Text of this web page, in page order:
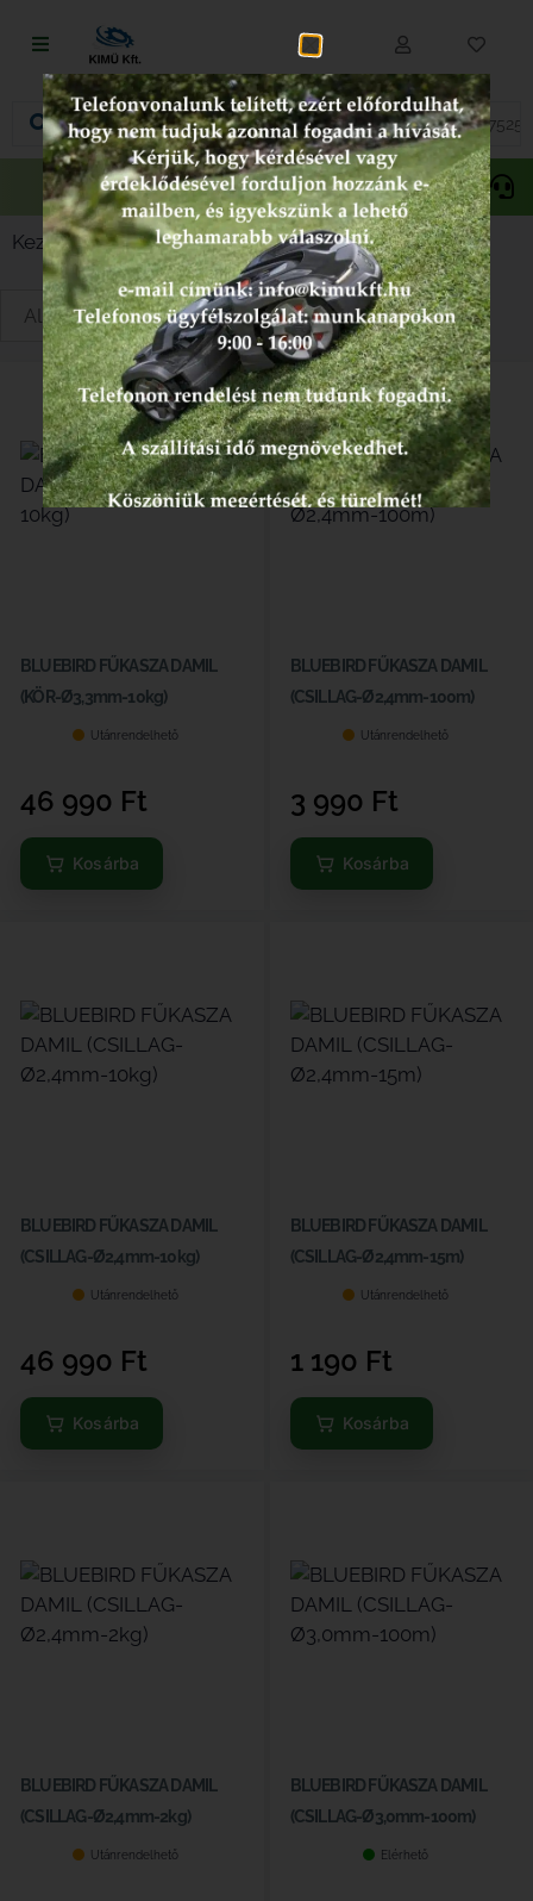
Fűnyírás
Vágás és fűrészelés
Akkumulátoros termékek
Talajápolás és tisztítás
Alkatrészek
Kenőanyagok és kannák
Védőfelszerelés
Tartozékok és kiegészítők
Akciós
termékek
Gepida Oregon
Kezdőlap/BLUEBIRD/Bozótvágók/ Tartozékok
BLUEBIRD FŰKASZA DAMIL
(KÖR-Ø3,3mm-10kg)
Utánrendelhető
46 990 Ft
Kosárba
BLUEBIRD FŰKASZA DAMIL
(CSILLAG-Ø2,4mm-100m)
Utánrendelhető
3 990 Ft
Kosárba
BLUEBIRD FŰKASZA DAMIL
(CSILLAG-Ø2,4mm-10kg)
Utánrendelhető
46 990 Ft
Kosárba
BLUEBIRD FŰKASZA DAMIL
(CSILLAG-Ø2,4mm-15m)
Utánrendelhető
1 190 Ft
Kosárba
BLUEBIRD FŰKASZA DAMIL
(CSILLAG-Ø2,4mm-2kg)
Utánrendelhető
BLUEBIRD FŰKASZA DAMIL
(CSILLAG-Ø3,0mm-100m)
Elérhető